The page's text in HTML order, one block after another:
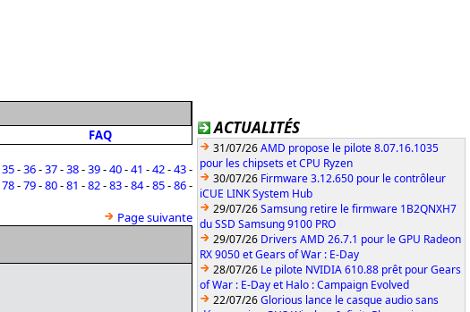
ACTUALITÉS
31/07/26AMD propose le pilote 8.07.16.1035
pour les chipsets et CPU Ryzen
30/07/26 Firmware 3.12.650 pour le contrôleur
iCUE LINK System Hub
29/07/26Samsung retire le firmware 1B2QNXH7
du SSD Samsung 9100 PRO
29/07/26 Drivers AMD 26.7.1 pour le GPU Radeon
RX 9050 et Gears of War : E-Day
28/07/26 Le pilote NVIDIA 610.88 prêt pour Gears
of War : E-Day et Halo : Campaign Evolved
22/07/26Glorious lance le casque audio sans
FAQ
35-36-37-38-39-40-41 -42-43-
78-79-80-81 -82-83-84-85-86-
Page suivante